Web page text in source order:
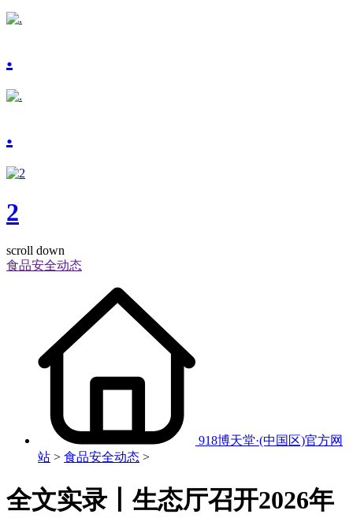
.
.
2
scroll down
食品安全动态
918博天堂·(中国区)官方网
站 > 食品安全动态 >
全文实录丨生态厅召开2026年